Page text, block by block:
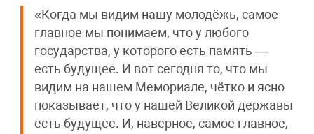
«Когда мы видим нашу молодёжь, самое
главное мы понимаем, что у любого
государства, у которого есть память —
есть будущее. И вот сегодня то, что мы
видим на нашем Мемориале, чётко и ясно
показывает, что у нашей Великой державы
есть будущее. И, наверное, самое главное,